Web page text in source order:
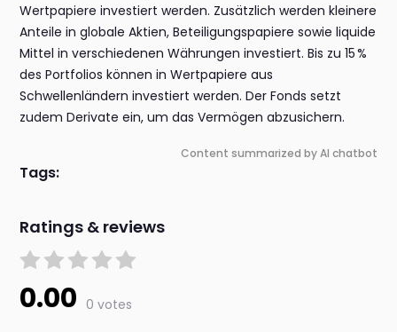
Wertpapiere investiert werden. Zusätzlich werden kleinere
Anteile in globale Aktien, Beteiligungspapiere sowie liquide
Mittel in verschiedenen Währungen investiert. Bis zu 15 %
des Portfolios können in Wertpapiere aus
Schwellenländern investiert werden. Der Fonds setzt
zudem Derivate ein, um das Vermögen abzusichern.
Content summarized by AI chatbot
Tags:
Ratings & reviews
0.00 0 votes